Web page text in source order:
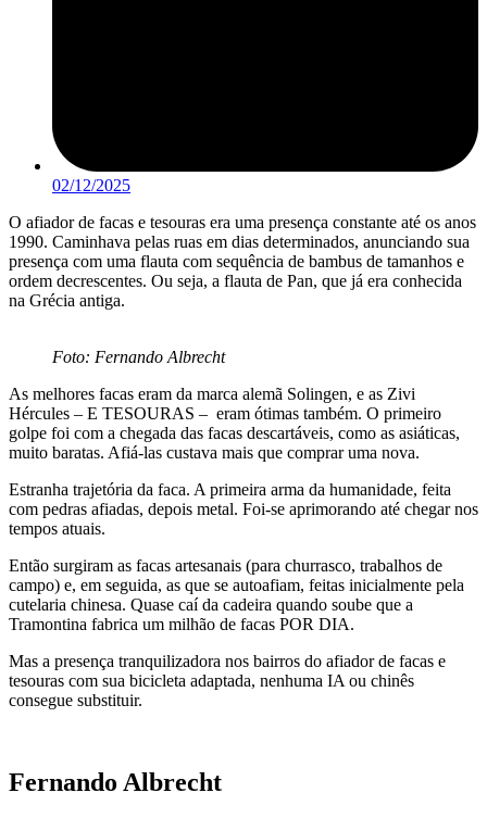
02/12/2025
O afiador de facas e tesouras era uma presença constante até os anos
1990. Caminhava pelas ruas em dias determinados, anunciando sua
presença com uma flauta com sequência de bambus de tamanhos e
ordem decrescentes. Ou seja, a flauta de Pan, que já era conhecida
na Grécia antiga.
Foto: Fernando Albrecht
As melhores facas eram da marca alemã Solingen, e as Zivi
Hércules – E TESOURAS – eram ótimas também. O primeiro
golpe foi com a chegada das facas descartáveis, como as asiáticas,
muito baratas. Afiá-las custava mais que comprar uma nova.
Estranha trajetória da faca. A primeira arma da humanidade, feita
com pedras afiadas, depois metal. Foi-se aprimorando até chegar nos
tempos atuais.
Então surgiram as facas artesanais (para churrasco, trabalhos de
campo) e, em seguida, as que se autoafiam, feitas inicialmente pela
cutelaria chinesa. Quase caí da cadeira quando soube que a
Tramontina fabrica um milhão de facas POR DIA.
Mas a presença tranquilizadora nos bairros do afiador de facas e
tesouras com sua bicicleta adaptada, nenhuma IA ou chinês
consegue substituir.
Fernando Albrecht